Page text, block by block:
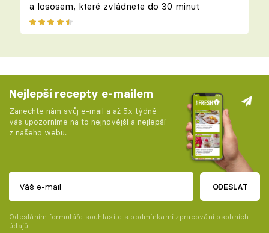
a lososem, které zvládnete do 30 minut
Nejlepší recepty e-mailem
Zanechte nám svůj e-mail a až 5x týdně
vás upozorníme na to nejnovější a nejlepší
z našeho webu.
ODESLAT
Odesláním formuláře souhlasíte s podmínkami zpracování osobních
údajů